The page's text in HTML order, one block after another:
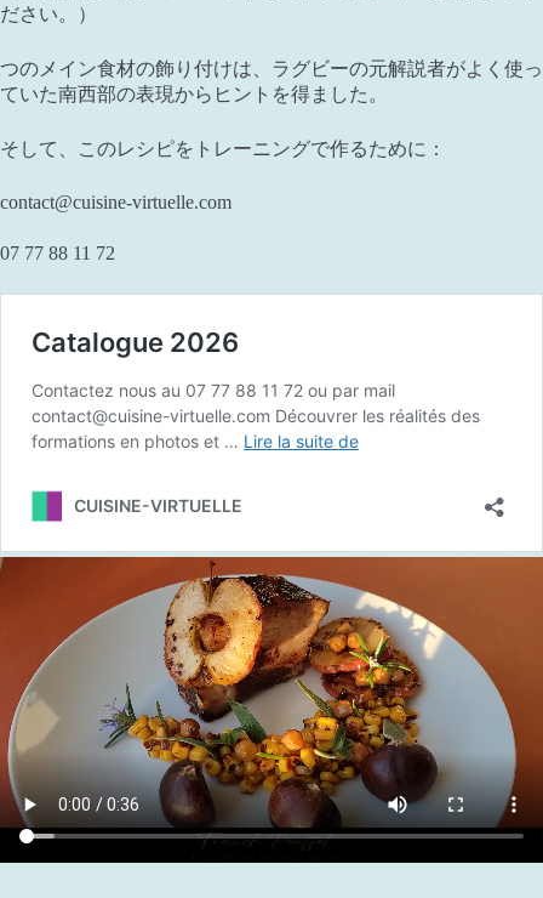
ださい。）
つのメイン食材の飾り付けは、ラグビーの元解説者がよく使っ
ていた南西部の表現からヒントを得ました。
そして、このレシピをトレーニングで作るために：
contact@cuisine-virtuelle.com
07 77 88 11 72